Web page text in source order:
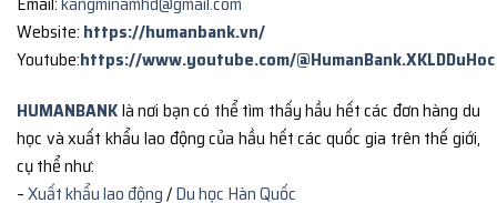
Website: https://humanbank.vn/
Youtube:https://www.youtube.com/@HumanBank.XKLDDuHoc
HUMANBANKlà nơi bạn có thể tìm thấy hầu hết các đơn hàng du
học và xuất khẩu lao động của hầu hết các quốc gia trên thế giới,
cụ thể như:
–Xuất khẩu lao động/Du học Hàn Quốc